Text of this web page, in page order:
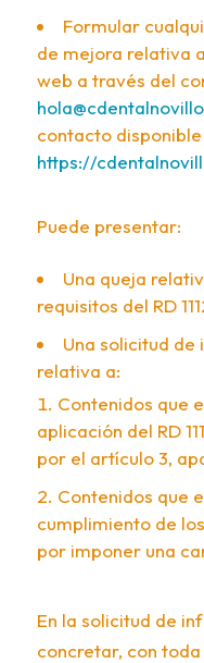
Formular
de mejora relativa
web a través del
contacto disponible
https://
Puede presentar:
Una queja
requisitos del RD
Una solicitud
relativa a:
Contenidos que
aplicación del RD
por el artículo 3,
Contenidos que
cumplimiento de
por imponer una
En la solicitud de
concretar, con